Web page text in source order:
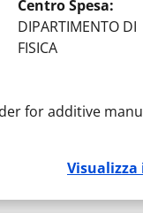
Centro Spesa:
DIPARTIMENTO DI
FISICA
for additive